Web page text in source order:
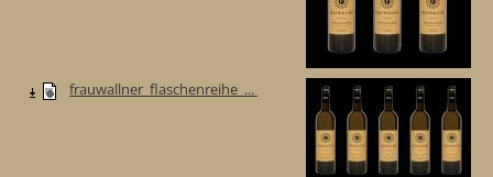
frauwallner_flaschenreihe_...